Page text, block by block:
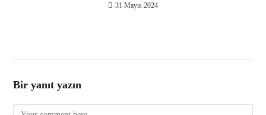
31 Mayıs 2024
Bir yanıt yazın